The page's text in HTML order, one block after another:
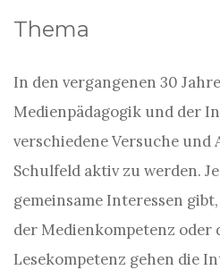
Thema
In den vergangenen 30
Medienpädagogik und der
verschiedene Versuche und
Schulfeld aktiv zu werden.
gemeinsame Interessen
der Medienkompetenz oder
Lesekompetenz gehen die